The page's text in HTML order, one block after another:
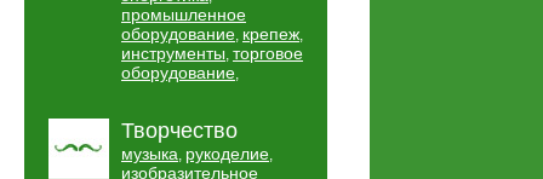
промышленное
оборудование, крепеж,
инструменты, торговое
оборудование,
Творчество
музыка, рукоделие,
изобразительное